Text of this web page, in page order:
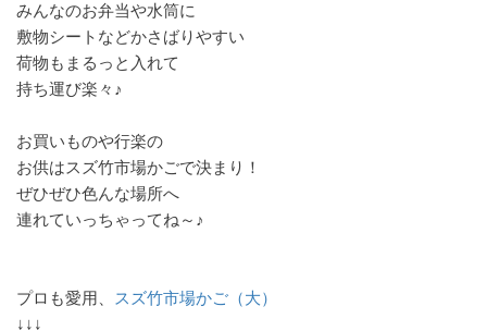
みんなのお弁当や水筒に
敷物シートなどかさばりやすい
荷物もまるっと入れて
持ち運び楽々♪
お買いものや行楽の
お供はスズ竹市場かごで決まり！
ぜひぜひ色んな場所へ
連れていっちゃってね～♪
プロも愛用、
スズ竹市場かご（大）
↓↓↓